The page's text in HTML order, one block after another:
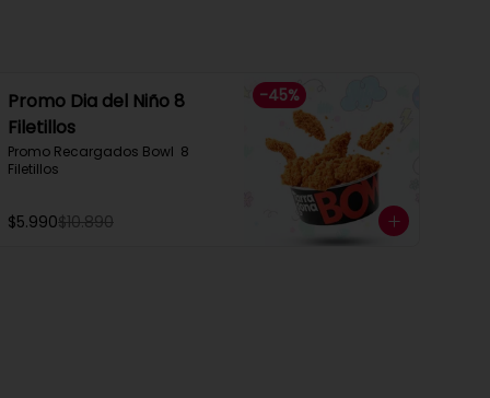
-45%
Promo Dia del Niño 8
Filetillos​
Promo Recargados Bowl  8
Filetillos
$5.990$10.890